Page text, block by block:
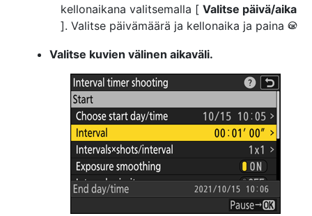
kellonaikana valitsemalla [ Valitse päivä/aika
]. Valitse päivämäärä ja kellonaika ja paina J
Valitse kuvien välinen aikaväli.